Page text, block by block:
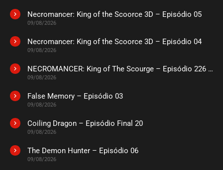
Necromancer: King of the Scoorce 3D – Episódio 05
09/08/2026
Necromancer: King of the Scoorce 3D – Episódio 04
09/08/2026
NECROMANCER: King of The Scourge – Episódio 226 a 230
09/08/2026
False Memory – Episódio 03
09/08/2026
Coiling Dragon – Episódio Final 20
09/08/2026
The Demon Hunter – Episódio 06
09/08/2026